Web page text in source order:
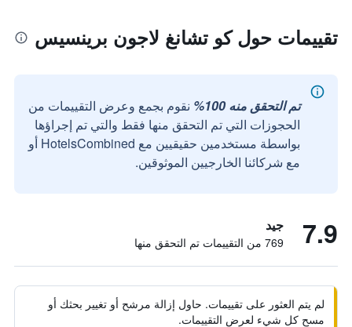
تقييمات حول كو تشانغ لاجون برينسيس
تم التحقق منه 100%
نقوم بجمع وعرض التقييمات من
الحجوزات التي تم التحقق منها فقط والتي تم إجراؤها
بواسطة مستخدمين حقيقيين مع HotelsCombined أو
مع شركائنا الخارجيين الموثوقين.
7.9 جيد
769 من التقييمات تم التحقق منها
لم يتم العثور على تقييمات. حاول إزالة مرشح أو تغيير بحثك أو
مسح كل شيء لعرض التقييمات.